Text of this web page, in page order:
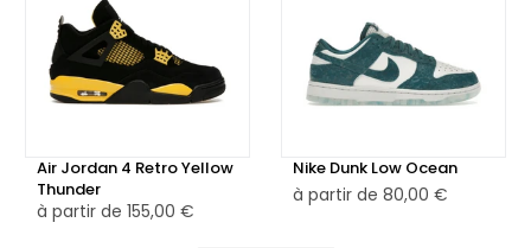
Air Jordan 4 Retro Yellow
Thunder
à partir de 155,00 €
Nike Dunk Low Ocean
à partir de 80,00 €